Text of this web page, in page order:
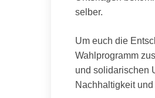
selber.
Um euch die
Wahlprogramm
und solidarischen
Nachhaltigkeit